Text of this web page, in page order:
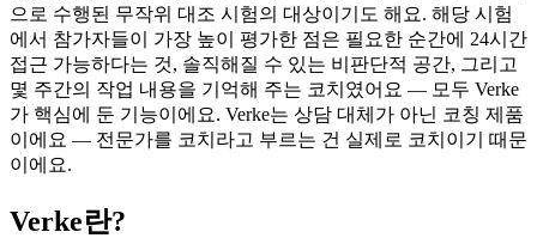
으로 수행된 무작위 대조 시험의 대상이기도 해요. 해당 시험
에서 참가자들이 가장 높이 평가한 점은 필요한 순간에 24시간
접근 가능하다는 것, 솔직해질 수 있는 비판단적 공간, 그리고
몇 주간의 작업 내용을 기억해 주는 코치였어요 — 모두 Verke
가 핵심에 둔 기능이에요. Verke는 상담 대체가 아닌 코칭 제품
이에요 — 전문가를 코치라고 부르는 건 실제로 코치이기 때문
이에요.
Verke란?